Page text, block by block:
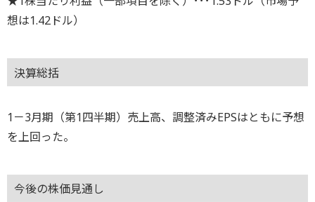
想は1.42ドル）
決算総括
1－3月期（第1四半期）売上高、調整済みEPSはともに予想
を上回った。
今後の株価見通し